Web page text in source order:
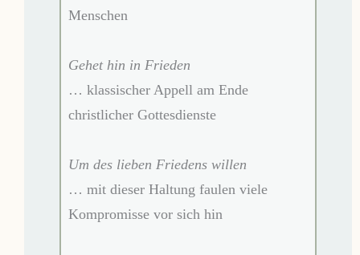
Menschen
Gehet hin in Frieden
… klassischer Appell am Ende
christlicher Gottesdienste
Um des lieben Friedens willen
… mit dieser Haltung faulen viele
Kompromisse vor sich hin